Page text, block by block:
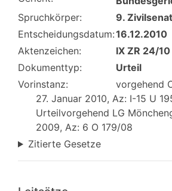
Spruchkörper:
9. Zivilsenat
Entscheidungsdatum:16.12.2010
Aktenzeichen:
IX ZR 24/10
Dokumenttyp:
Urteil
Vorinstanz:
vorgehend
27. Januar 2010, Az: I-15 U
Urteilvorgehend LG
2009, Az: 6 O 179/08
Zitierte Gesetze